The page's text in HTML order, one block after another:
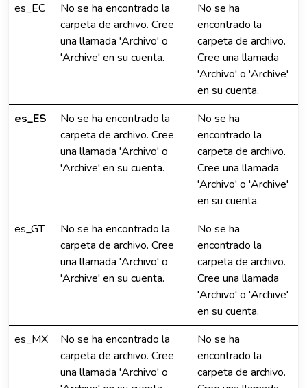
es_EC
No se ha encontrado la
carpeta de archivo. Cree
una llamada 'Archivo' o
'Archive' en su cuenta.
No se ha
encontrado la
carpeta de archivo.
Cree una llamada
'Archivo' o 'Archive'
en su cuenta.
es_ES
No se ha encontrado la
carpeta de archivo. Cree
una llamada 'Archivo' o
'Archive' en su cuenta.
No se ha
encontrado la
carpeta de archivo.
Cree una llamada
'Archivo' o 'Archive'
en su cuenta.
es_GT
No se ha encontrado la
carpeta de archivo. Cree
una llamada 'Archivo' o
'Archive' en su cuenta.
No se ha
encontrado la
carpeta de archivo.
Cree una llamada
'Archivo' o 'Archive'
en su cuenta.
es_MX
No se ha encontrado la
carpeta de archivo. Cree
una llamada 'Archivo' o
No se ha
encontrado la
carpeta de archivo.